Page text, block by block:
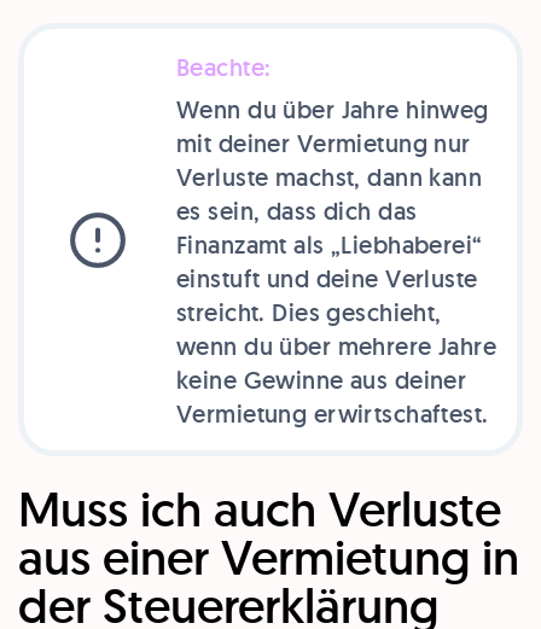
Beachte:
Wenn du über Jahre hinweg
mit deiner Vermietung nur
Verluste machst, dann kann
es sein, dass dich das
Finanzamt als „Liebhaberei“
einstuft und deine Verluste
streicht. Dies geschieht,
wenn du über mehrere Jahre
keine Gewinne aus deiner
Vermietung erwirtschaftest.
Muss ich auch Verluste
aus einer Vermietung in
der Steuererklärung